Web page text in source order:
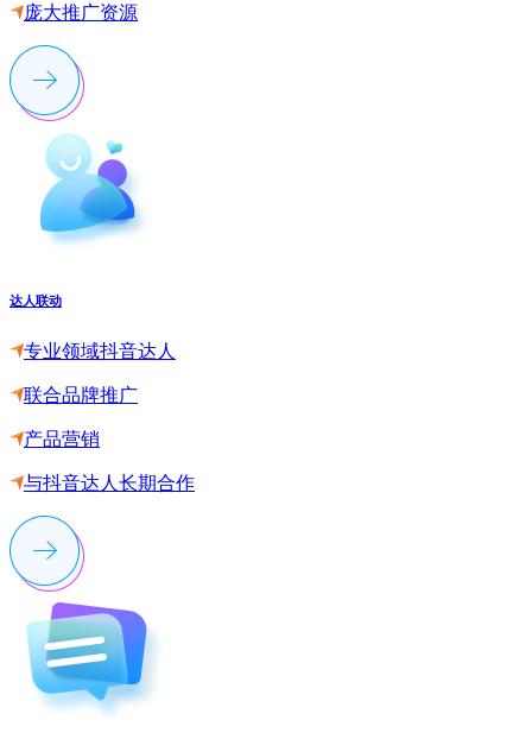
庞大推广资源
达人联动
专业领域抖音达人
联合品牌推广
产品营销
与抖音达人长期合作